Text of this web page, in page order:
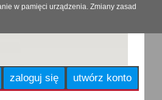
w pamięci urządzenia. Zmiany zasad
zaloguj się utwórz konto